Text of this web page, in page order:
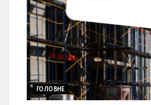
ГОЛОВНЕ